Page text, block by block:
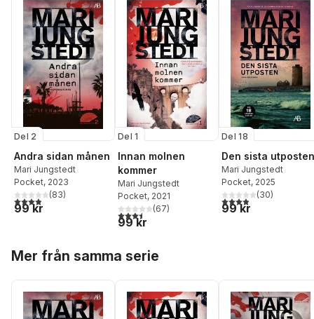
Del 2
Andra sidan månen
Mari Jungstedt
Pocket, 2023
3,9utav 5 stjärnor. Totalt antal röster:
(83)
99 kr
Del 1
Innan molnen
kommer
Mari Jungstedt
Pocket, 2021
3,5utav 5 stjärnor. Totalt antal röster:
(67)
99 kr
Del 18
Den sista utposten
Mari Jungstedt
Pocket, 2025
3,9utav 5 stjärnor.
(30)
99 kr
Mer från samma serie